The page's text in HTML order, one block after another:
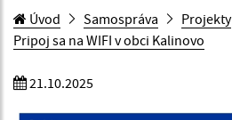
Úvod Samospráva
Projekty
Pripoj sa na WIFI v obci Kalinovo
21.10.2025